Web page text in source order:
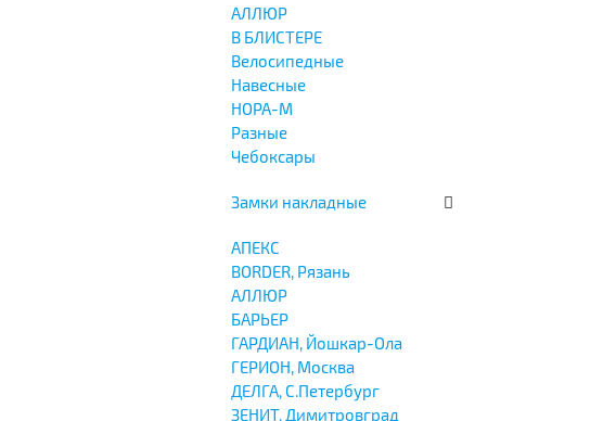
АЛЛЮР
В БЛИСТЕРЕ
Велосипедные
Навесные
НОРА-М
Разные
Чебоксары
Замки накладные
АПЕКС
BORDER, Рязань
АЛЛЮР
БАРЬЕР
ГАРДИАН, Йошкар-Ола
ГЕРИОН, Москва
ДЕЛГА, С.Петербург
ЗЕНИТ, Димитровград